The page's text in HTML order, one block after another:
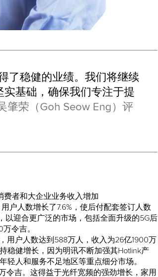
了稳健的业绩。我们将继续
基础，确保我们专注于提
肇荣（Goh Seow Eng）评
者和大企业业务收入增加
户人数增长了7.6%，使后付配套签订人数
迎合更广泛的市场，包括全面升级的5G后
令吉。
用户人数达到588万人，收入为26亿1900万
稳健增长，因为明讯不断加强其Hotlink产
人和服务不足地区等重点细分市场。
令吉。这得益于光纤宽频的强劲增长，家用